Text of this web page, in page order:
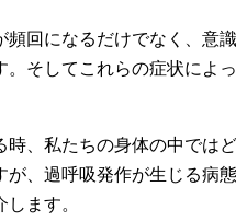
頻回になるだけでなく、意
。そしてこれらの症状によ
時、私たちの身体の中では
が、過呼吸発作が生じる病
ます。